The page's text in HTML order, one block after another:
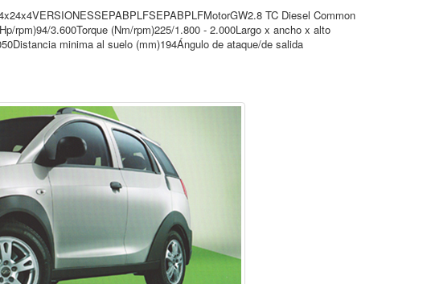
TC Diesel Common
rpm)94/3.600Torque (Nm/rpm)225/1.800 - 2.000Largo x ancho x alto
minima al suelo (mm)194Ángulo de ataque/de salida